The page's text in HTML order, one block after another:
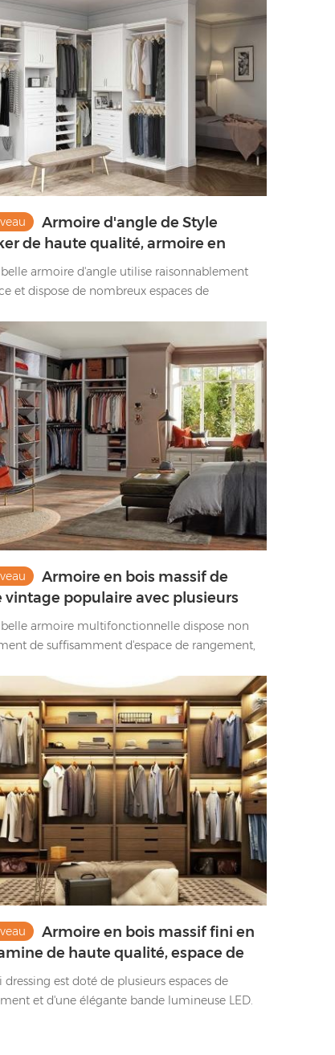
Armoire d'angle de Style
de haute qualité, armoire en
laqué blanc
armoire d'angle utilise raisonnablement
et dispose de nombreux espaces de
Armoire en bois massif de
vintage populaire avec plusieurs
de rangement
armoire multifonctionnelle dispose non
de suffisamment d'espace de rangement,
de votre salon.
Armoire en bois massif fini en
de haute qualité, espace de
multiple
dressing est doté de plusieurs espaces de
et d'une élégante bande lumineuse LED.